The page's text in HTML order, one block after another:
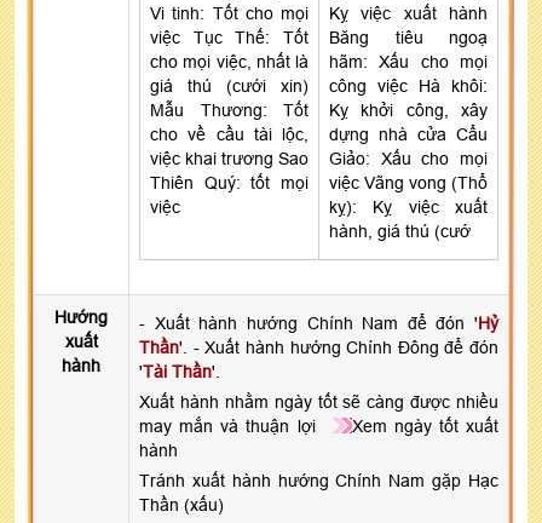
Vi tinh: Tốt cho mọi
việc Tục Thế: Tốt
cho mọi việc, nhất là
giá thú (cưới xin)
Mẫu Thương: Tốt
cho về cầu tài lộc,
việc khai trương Sao
Thiên Quý: tốt mọi
việc
Kỵ việc xuất hành
Băng tiêu ngoạ
hãm: Xấu cho mọi
công việc Hà khôi:
Kỵ khởi công, xây
dựng nhà cửa Cẩu
Giảo: Xấu cho mọi
việc Vãng vong (Thổ
kỵ): Kỵ việc xuất
hành, giá thú (cướ
Hướng
xuất
hành
- Xuất hành hướng Chính Nam để đón 'Hỷ
Thần'. - Xuất hành hướng Chính Đông để đón
'Tài Thần'.
Xuất hành nhằm ngày tốt sẽ càng được nhiều
may mắn và thuận lợi
Xem ngày tốt xuất
hành
Tránh xuất hành hướng Chính Nam gặp Hạc
Thần (xấu)